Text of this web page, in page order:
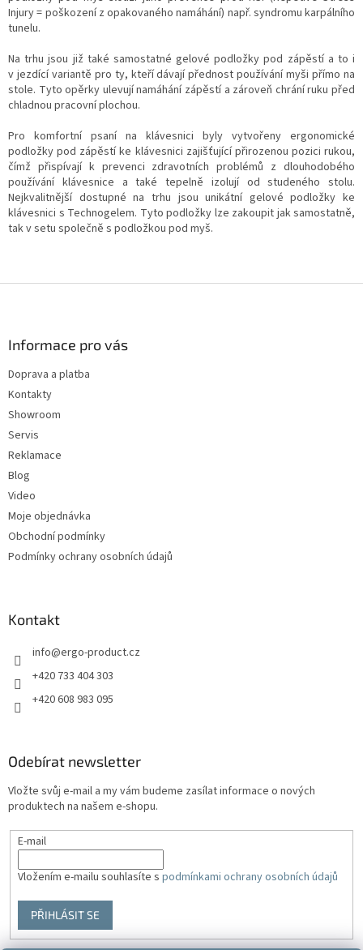
Injury = poškození z opakovaného namáhání) např. syndromu karpálního
tunelu.
Na trhu jsou již také samostatné gelové podložky pod zápěstí a to i
v jezdící variantě pro ty, kteří dávají přednost používání myši přímo na
stole. Tyto opěrky ulevují namáhání zápěstí a zároveň chrání ruku před
chladnou pracovní plochou.
Pro komfortní psaní na klávesnici byly vytvořeny ergonomické
podložky pod zápěstí ke klávesnici zajišťující přirozenou pozici rukou,
čímž přispívají k prevenci zdravotních problémů z dlouhodobého
používání klávesnice a také tepelně izolují od studeného stolu.
Nejkvalitnější dostupné na trhu jsou unikátní gelové podložky ke
klávesnici s Technogelem. Tyto podložky lze zakoupit jak samostatně,
tak v setu společně s podložkou pod myš.
Informace pro vás
Doprava a platba
Kontakty
Showroom
Servis
Reklamace
Blog
Video
Moje objednávka
Obchodní podmínky
Podmínky ochrany osobních údajů
Kontakt
info@ergo-product.cz
+420 733 404 303
+420 608 983 095
Odebírat newsletter
Vložte svůj e-mail a my vám budeme zasílat informace o nových
produktech na našem e-shopu.
E-mail
Vložením e-mailu souhlasíte s podmínkami ochrany osobních údajů
PŘIHLÁSIT SE